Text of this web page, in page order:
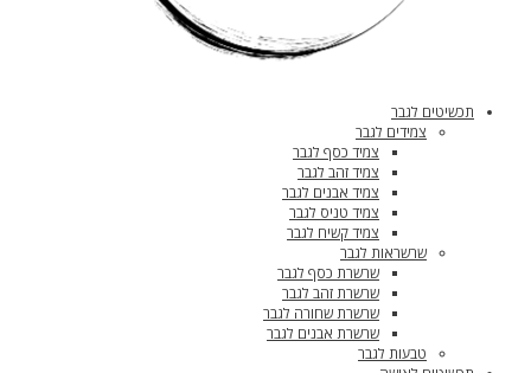
תכשיטים לגבר
צמידים לגבר
צמיד כסף לגבר
צמיד זהב לגבר
צמיד אבנים לגבר
צמיד טניס לגבר
צמיד קשיח לגבר
שרשראות לגבר
שרשרת כסף לגבר
שרשרת זהב לגבר
שרשרת שחורה לגבר
שרשרת אבנים לגבר
טבעות לגבר